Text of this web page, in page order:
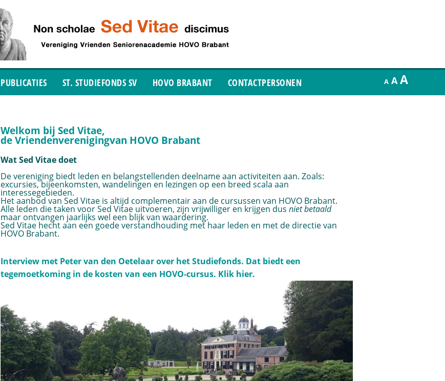
PUBLICATIES ST. STUDIEFONDS SV HOVO BRABANT CONTACTPERSONEN A A A
Welkom bij Sed Vitae,
de Vriendenverenigingvan HOVO Brabant
Wat Sed Vitaedoet
De vereniging biedt leden en belangstellenden deelname aan activiteiten aan. Zoals:
excursies, bijeenkomsten, wandelingen en lezingen op een breed scala aan
interessegebieden.
Het aanbod van Sed Vitae is altijd complementair aan de cursussen van HOVO Brabant.
Alle leden die taken voor Sed Vitae uitvoeren, zijn vrijwilliger en krijgen dus niet betaald
maar ontvangen jaarlijks wel een blijk van waardering.
Sed Vitae hecht aan een goede verstandhouding met haar leden en met de directie van
HOVO Brabant.
Interview met Peter van den Oetelaar over het Studiefonds. Dat biedt een
tegemoetkoming in de kosten van een HOVO-cursus. Klik hier.